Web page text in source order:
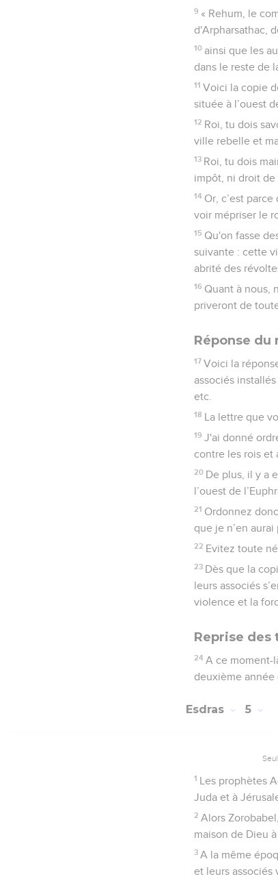
9 « Rehum, le
d'Arpharsathac,
10 ainsi que les
dans le reste de
11 Voici la copie
située à l’ouest
12 Roi, tu dois
ville rebelle et
13 Roi, tu dois
impôt, ni droit de
14 Or, c’est
voir mépriser le
15 Qu'on fasse
suivante : cette
abrité des
16 Quant à nous,
priveront de
Réponse du
17 Voici la
associés
etc.
18 La lettre que
19 J'ai donné
contre les rois et
20 De plus, il y a
l’ouest de
21 Ordonnez
que je n’en aurai
22 Evitez toute
23 Dès que la
leurs associés
violence et la
Reprise des
24 A ce moment-
deuxième année
Esdras 5
1 Les prophètes
Juda et à
2 Alors
maison de Dieu
3 A la même
et leurs associés